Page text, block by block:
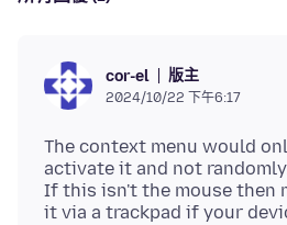
cor-el 版主
2024/10/22 下午6:17
The context menu would
activate it and not
If this isn't the mouse then
it via a trackpad if your